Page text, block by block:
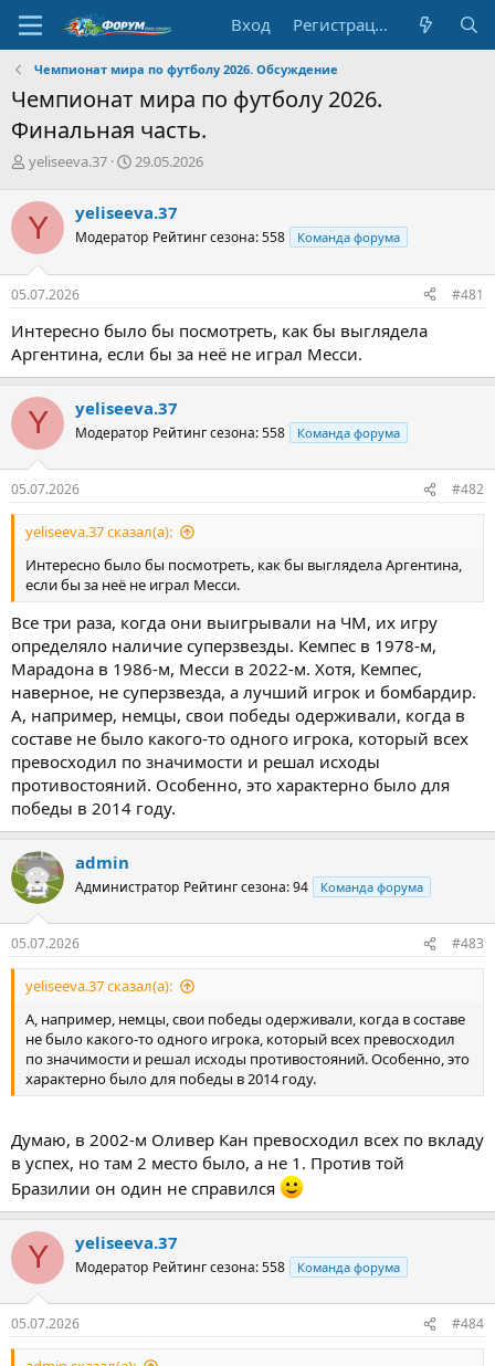
Вход Регистрация
Чемпионат мира по футболу 2026. Обсуждение
Чемпионат мира по футболу 2026.
Финальная часть.
А
т
о
т
е
м
yeliseeva.37
Д
а
н
ч
а
29.05.2026
Y yeliseeva.37
Модератор Рейтинг сезона: 558 Команда форума
05.07.2026 #481
Интересно было бы посмотреть, как бы выглядела
Аргентина, если бы за неё не играл Месси.
Y yeliseeva.37
Модератор Рейтинг сезона: 558 Команда форума
05.07.2026 #482
yeliseeva.37 сказал(а):
Интересно было бы посмотреть, как бы выглядела Аргентина,
если бы за неё не играл Месси.
Все три раза, когда они выигрывали на ЧМ, их игру
определяло наличие суперзвезды. Кемпес в 1978-м,
Марадона в 1986-м, Месси в 2022-м. Хотя, Кемпес,
наверное, не суперзвезда, а лучший игрок и бомбардир.
А, например, немцы, свои победы одерживали, когда в
составе не было какого-то одного игрока, который всех
превосходил по значимости и решал исходы
противостояний. Особенно, это характерно было для
победы в 2014 году.
admin
Администратор Рейтинг сезона: 94 Команда форума
05.07.2026 #483
yeliseeva.37 сказал(а):
А, например, немцы, свои победы одерживали, когда в составе
не было какого-то одного игрока, который всех превосходил
по значимости и решал исходы противостояний. Особенно, это
характерно было для победы в 2014 году.
Думаю, в 2002-м Оливер Кан превосходил всех по вкладу
в успех, но там 2 место было, а не 1. Против той
Бразилии он один не справился
Y yeliseeva.37
Модератор Рейтинг сезона: 558 Команда форума
05.07.2026 #484